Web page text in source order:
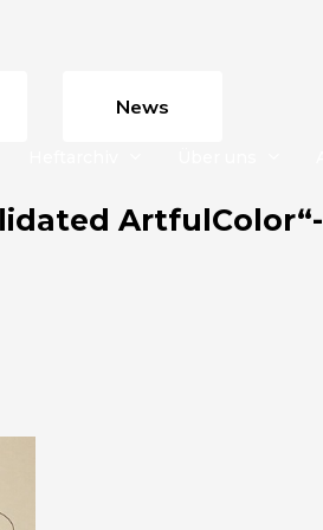
News
ArtfulColor“-